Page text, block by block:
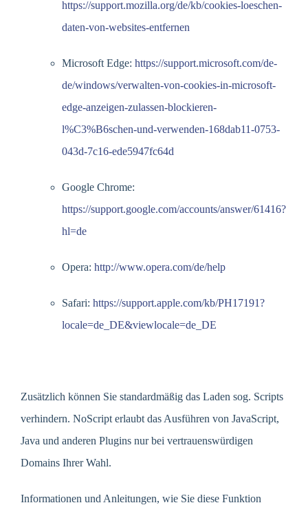
https://support.mozilla.org/de/kb/cookies-loeschen-
daten-von-websites-entfernen
Microsoft Edge: https://support.microsoft.com/de-
de/windows/verwalten-von-cookies-in-microsoft-
edge-anzeigen-zulassen-blockieren-
l%C3%B6schen-und-verwenden-168dab11-0753-
043d-7c16-ede5947fc64d
Google Chrome:
https://support.google.com/accounts/answer/61416?
hl=de
Opera: http://www.opera.com/de/help
Safari: https://support.apple.com/kb/PH17191?
locale=de_DE&viewlocale=de_DE
Zusätzlich können Sie standardmäßig das Laden sog. Scripts
verhindern. NoScript erlaubt das Ausführen von JavaScript,
Java und anderen Plugins nur bei vertrauenswürdigen
Domains Ihrer Wahl.
Informationen und Anleitungen, wie Sie diese Funktion